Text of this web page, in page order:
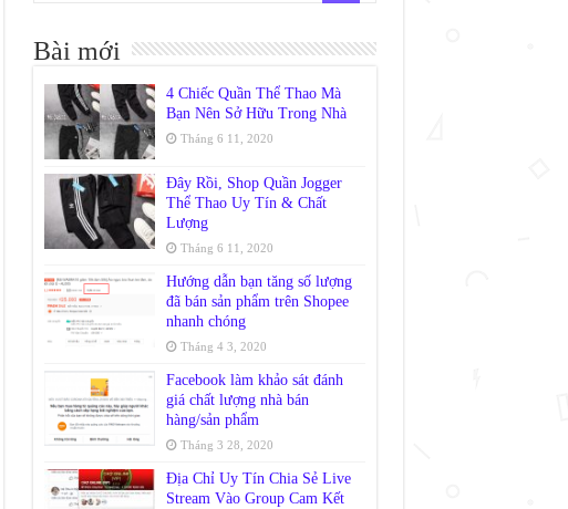
Bài mới
4 Chiếc Quần Thể Thao Mà
Bạn Nên Sở Hữu Trong Nhà
Tháng 6 11, 2020
Đây Rồi, Shop Quần Jogger
Thể Thao Uy Tín & Chất
Lượng
Tháng 6 11, 2020
Hướng dẫn bạn tăng số lượng
đã bán sản phẩm trên Shopee
nhanh chóng
Tháng 4 3, 2020
Facebook làm khảo sát đánh
giá chất lượng nhà bán
hàng/sản phẩm
Tháng 3 28, 2020
Địa Chỉ Uy Tín Chia Sẻ Live
Stream Vào Group Cam Kết